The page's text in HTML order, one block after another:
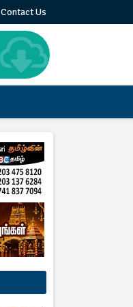
Contact Us